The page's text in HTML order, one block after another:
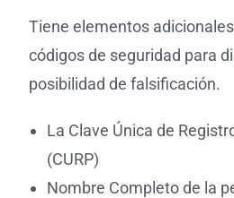
Tiene elementos
códigos de seguridad para
posibilidad de falsificación.
La Clave Única de
(CURP)
Nombre Completo de la